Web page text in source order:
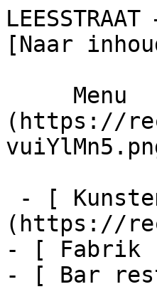
[Naar
(https://
(https://
- [ Fabrik
- [ Bar